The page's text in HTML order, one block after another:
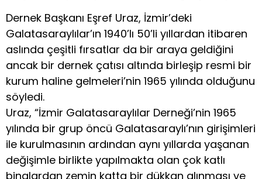
Dernek Başkanı Eşref Uraz, İzmir’deki
Galatasaraylılar’ın 1940’lı 50’li yıllardan itibaren
aslında çeşitli fırsatlar da bir araya geldiğini
ancak bir dernek çatısı altında birleşip resmi bir
kurum haline gelmeleri’nin 1965 yılında olduğunu
söyledi.
Uraz, “İzmir Galatasaraylılar Derneği’nin 1965
yılında bir grup öncü Galatasaraylı’nın girişimleri
ile kurulmasının ardından aynı yıllarda yaşanan
değişimle birlikte yapılmakta olan çok katlı
binalardan zemin katta bir dükkan alınması ve